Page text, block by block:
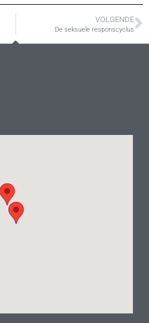
VOLGENDE
De seksuele responscyclus